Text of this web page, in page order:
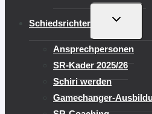
Schiedsrichter
Ansprechpersonen
SR-Kader 2025/26
Schiri werden
Gamechanger-